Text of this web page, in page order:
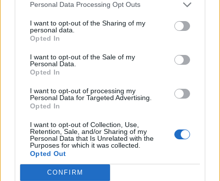
Personal Data Processing Opt Outs
I want to opt-out of the Sharing of my
personal data.
Opted In
I want to opt-out of the Sale of my
Personal Data.
Opted In
I want to opt-out of processing my
Personal Data for Targeted Advertising.
Opted In
I want to opt-out of Collection, Use,
Retention, Sale, and/or Sharing of my
Personal Data that Is Unrelated with the
Purposes for which it was collected.
Opted Out
CONFIRM
3
MATKAILU
Finnairin lennoista osan lentää
jatkossa toinen lentoyhtiö –
matkustajille tärkeä rajoitus